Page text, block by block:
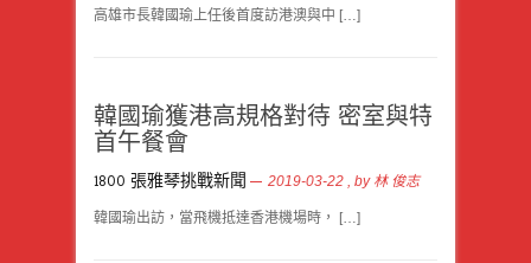
高雄市長韓國瑜上任後首度訪港澳與中 […]
韓國瑜獲港高規格對待 密室與特
首午餐會
1800 張雅琴挑戰新聞 2019-03-22 , by 林 俊志
韓國瑜出訪，當飛機抵達香港機場時， […]